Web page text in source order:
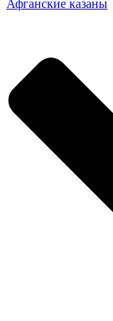
Афганские казаны